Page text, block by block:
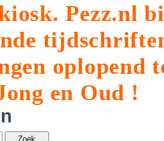
Pezz.nl
oplopend
en Oud !
Zoek